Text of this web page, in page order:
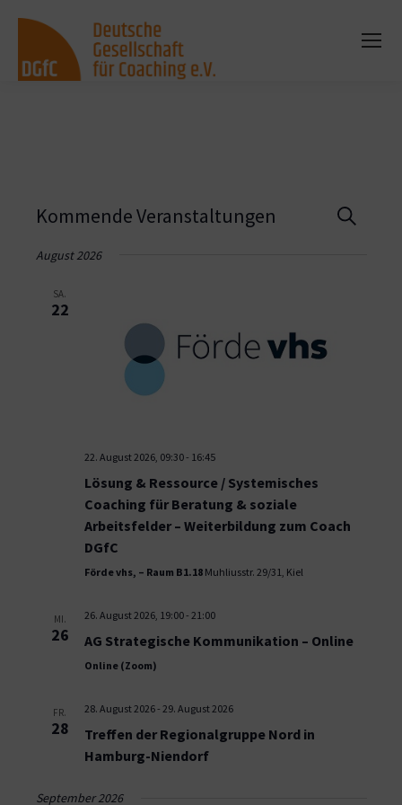
Suche
Kommende Veranstaltungen
August 2026
SA.
22
22. August 2026, 09:30- 16:45
Lösung & Ressource / Systemisches
Coaching für Beratung & soziale
Arbeitsfelder – Weiterbildung zum Coach
DGfC
Förde vhs, – Raum B1.18 Muhliusstr. 29/31, Kiel
MI.
26
26. August 2026, 19:00- 21:00
AG Strategische Kommunikation – Online
Online (Zoom)
FR.
28
28. August 2026- 29. August 2026
Treffen der Regionalgruppe Nord in
Hamburg-Niendorf
September 2026